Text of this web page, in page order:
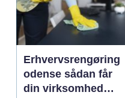
Erhvervsrengøring
odense sådan får
din virksomhed